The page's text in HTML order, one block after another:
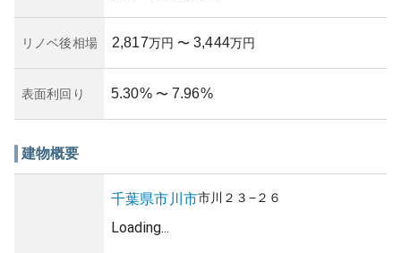
リノベ後相場 2,817万円 〜 3,444万円
表面利回り 5.30% 〜 7.96%
建物概要
千葉県市川市市川 ２３−２６
Loading...